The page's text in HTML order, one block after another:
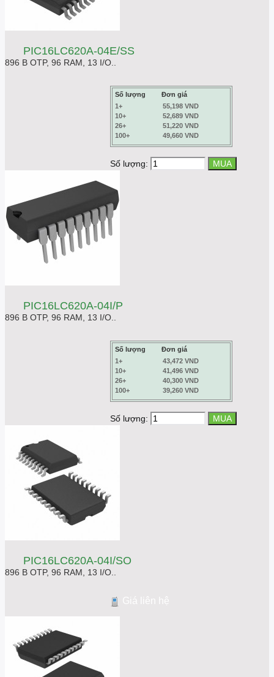
PIC16LC620A-04E/SS
896 B OTP, 96 RAM, 13 I/O..
Số lượng
Đơn giá
1+
55,198 VND
10+
52,689 VND
26+
51,220 VND
100+
49,660 VND
Số lượng:
PIC16LC620A-04I/P
896 B OTP, 96 RAM, 13 I/O..
Số lượng
Đơn giá
1+
43,472 VND
10+
41,496 VND
26+
40,300 VND
100+
39,260 VND
Số lượng:
PIC16LC620A-04I/SO
896 B OTP, 96 RAM, 13 I/O..
Giá liên hệ